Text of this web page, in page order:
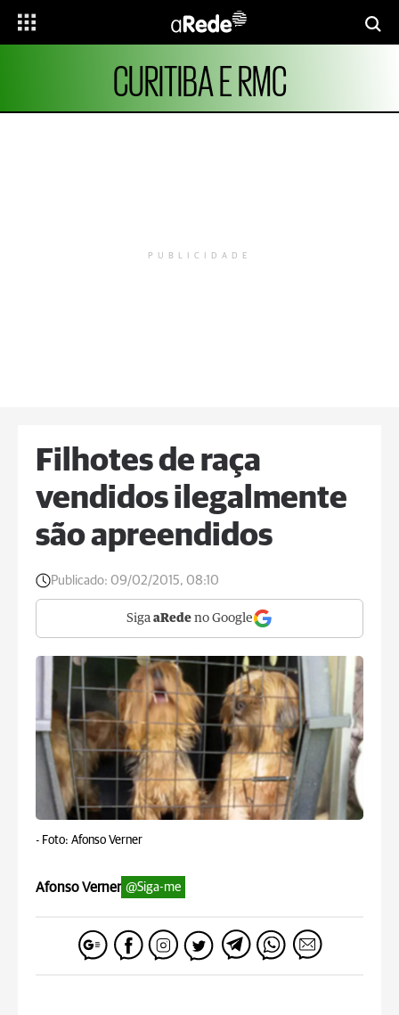
CURITIBA E RMC
PUBLICIDADE
Filhotes de raça
vendidos ilegalmente
são apreendidos
Publicado: 09/02/2015, 08:10
Siga aRede no Google
- Foto: Afonso Verner
Afonso Verner @Siga-me